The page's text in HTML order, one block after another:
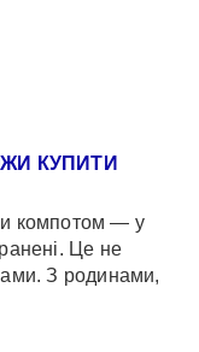
КУПИТИ
компотом — у
Це не
З родинами,